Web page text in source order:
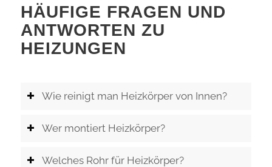
HÄUFIGE FRAGEN UND
ANTWORTEN ZU
HEIZUNGEN
Wie reinigt man Heizkörper von Innen?
Wer montiert Heizkörper?
Welches Rohr für Heizkörper?